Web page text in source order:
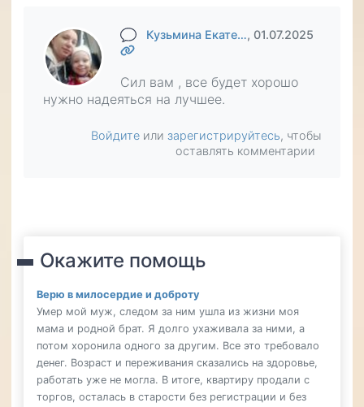
Кузьмина Екате…, 01.07.2025
Сил вам , все будет хорошо
нужно надеяться на лучшее.
Войдите или зарегистрируйтесь, чтобы
оставлять комментарии
Окажите помощь
Верю в милосердие и доброту
Умер мой муж, следом за ним ушла из жизни моя
мама и родной брат. Я долго ухаживала за ними, а
потом хоронила одного за другим. Все это требовало
денег. Возраст и переживания сказались на здоровье,
работать уже не могла. В итоге, квартиру продали с
торгов, осталась в старости без регистрации и без